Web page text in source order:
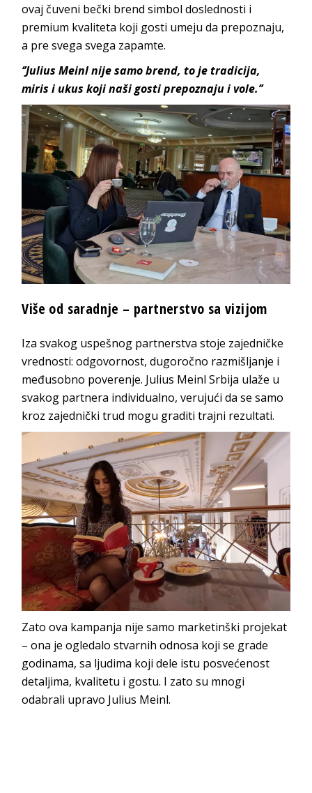
ovaj čuveni bečki brend simbol doslednosti i
premium kvaliteta koji gosti umeju da prepoznaju,
a pre svega svega zapamte.
‘’Julius Meinl nije samo brend, to je tradicija,
miris i ukus koji naši gosti prepoznaju i vole.’’
Više od saradnje – partnerstvo sa vizijom
Iza svakog uspešnog partnerstva stoje zajedničke
vrednosti: odgovornost, dugoročno razmišljanje i
međusobno poverenje. Julius Meinl Srbija ulaže u
svakog partnera individualno, verujući da se samo
kroz zajednički trud mogu graditi trajni rezultati.
Zato ova kampanja nije samo marketinški projekat
– ona je ogledalo stvarnih odnosa koji se grade
godinama, sa ljudima koji dele istu posvećenost
detaljima, kvalitetu i gostu. I zato su mnogi
odabrali upravo Julius Meinl.